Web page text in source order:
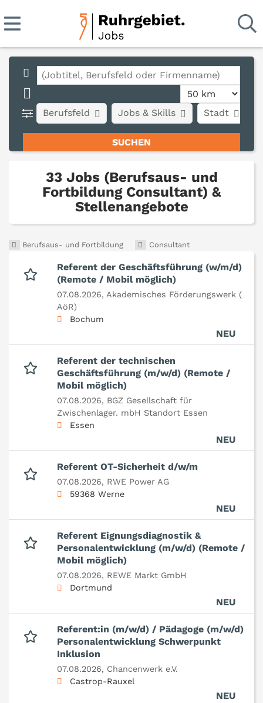
Stadt
Berufsfeld Jobs & Skills
33 Jobs (Berufsaus- und
Fortbildung Consultant) &
Stellenangebote
Berufsaus- und Fortbildung Consultant
Referent der Geschäftsführung (w/m/d)
(Remote / Mobil möglich)
07.08.2026, Akademisches Förderungswerk (
AöR)
Bochum
NEU
Referent der technischen
Geschäftsführung (m/w/d) (Remote /
Mobil möglich)
07.08.2026, BGZ Gesellschaft für
Zwischenlager. mbH Standort Essen
Essen
NEU
Referent OT-Sicherheit d/w/m
07.08.2026, RWE Power AG
59368 Werne
NEU
Referent Eignungsdiagnostik &
Personalentwicklung (m/w/d) (Remote /
Mobil möglich)
07.08.2026, REWE Markt GmbH
Dortmund
NEU
Referent:in (m/w/d) / Pädagoge (m/w/d)
Personalentwicklung Schwerpunkt
Inklusion
07.08.2026, Chancenwerk e.V.
Castrop-Rauxel
NEU